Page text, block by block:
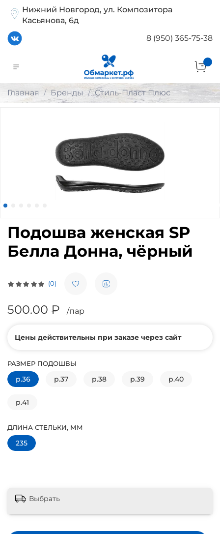
Нижний Новгород, ул. Композитора
Касьянова, 6д
8 (950) 365-75-38
Главная Бренды Стиль-Пласт Плюс
(0)
Подошва женская SP
Белла Донна, чёрный
500.00 ₽ /пар
Цены действительны при заказе через сайт
РАЗМЕР ПОДОШВЫ
р.36 р.37 р.38 р.39 р.40
р.41
ДЛИНА СТЕЛЬКИ, ММ
235
Выбрать